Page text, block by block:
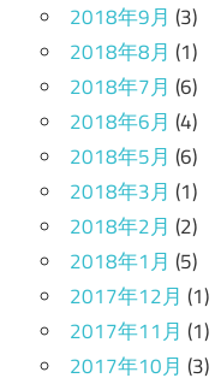
2018年9月 (3)
2018年8月 (1)
2018年7月 (6)
2018年6月 (4)
2018年5月 (6)
2018年3月 (1)
2018年2月 (2)
2018年1月 (5)
2017年12月 (1)
2017年11月 (1)
2017年10月 (3)